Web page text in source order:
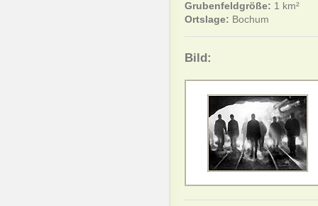
Grubenfeldgröße: 1 km²
Ortslage: Bochum
Bild: